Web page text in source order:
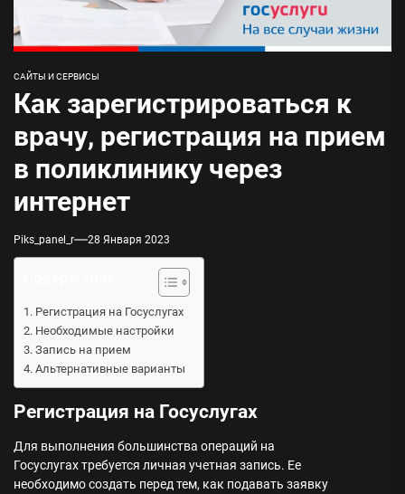
САЙТЫ И СЕРВИСЫ
Как зарегистрироваться к
врачу, регистрация на прием
в поликлинику через
интернет
Piks_panel_r 28 Января 2023
Регистрация на Госуслугах
Необходимые настройки
Запись на прием
Альтернативные варианты
Регистрация на Госуслугах
Для выполнения большинства операций на
Госуслугах требуется личная учетная запись. Ее
необходимо создать перед тем, как подавать заявку